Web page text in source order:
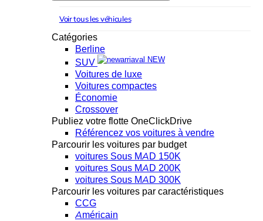
Voir tous les véhicules
Catégories
Berline
SUV
NEW
Voitures de luxe
Voitures compactes
Économie
Crossover
Publiez votre flotte OneClickDrive
Référencez vos voitures à vendre
Parcourir les voitures par budget
voitures Sous MAD 150K
voitures Sous MAD 200K
voitures Sous MAD 300K
Parcourir les voitures par caractéristiques
CCG
Américain